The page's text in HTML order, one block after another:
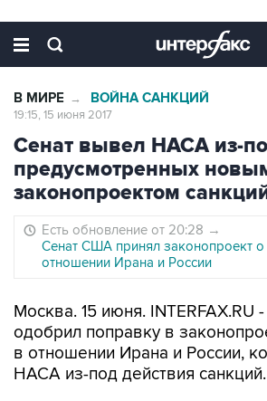
В МИРЕ → ВОЙНА САНКЦИЙ
19:15, 15 июня 2017
Сенат вывел НАСА из-
предусмотренных
законопроектом
Есть обновление от 20:28 →
Сенат США принял законопроект о
отношении Ирана и России
Москва. 15 июня.
одобрил поправку в
в отношении Ирана и России,
НАСА из-под действия санкций.